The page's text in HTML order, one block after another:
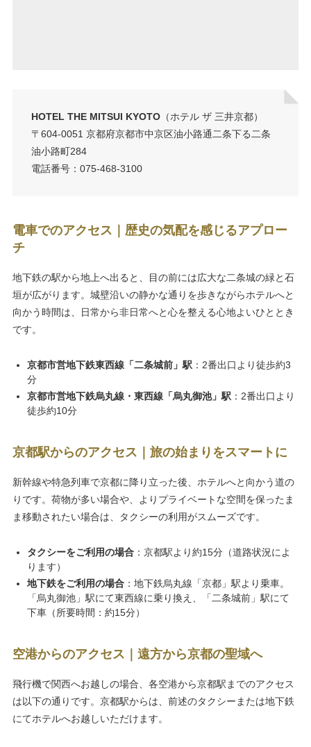
HOTEL THE MITSUI KYOTO（ホテル ザ 三井京都）
〒604-0051 京都府京都市中京区油小路通二条下る二条
油小路町284
電話番号：075-468-3100
電車でのアクセス｜歴史の気配を感じるアプロー
チ
地下鉄の駅から地上へ出ると、目の前には広大な二条城の緑と石
垣が広がります。城壁沿いの静かな通りを歩きながらホテルへと
向かう時間は、日常から非日常へと心を整える心地よいひととき
です。
京都市営地下鉄東西線「二条城前」駅 ：2番出口より徒歩約3
分
京都市営地下鉄烏丸線・東西線「烏丸御池」駅：2番出口より
徒歩約10分
京都駅からのアクセス｜旅の始まりをスマートに
新幹線や特急列車で京都に降り立った後、ホテルへと向かう道の
りです。荷物が多い場合や、よりプライベートな空間を保ったま
ま移動されたい場合は、タクシーの利用がスムーズです。
タクシーをご利用の場合：京都駅より約15分（道路状況によ
ります）
地下鉄をご利用の場合：地下鉄烏丸線「京都」駅より乗車。
「烏丸御池」駅にて東西線に乗り換え、「二条城前」駅にて
下車（所要時間：約15分）
空港からのアクセス｜遠方から京都の聖域へ
飛行機で関西へお越しの場合、各空港から京都駅までのアクセス
は以下の通りです。京都駅からは、前述のタクシーまたは地下鉄
にてホテルへお越しいただけます。